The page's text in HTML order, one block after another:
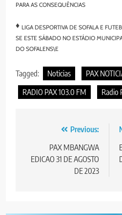
PARA AS CONSEQUÊNCIAS
♦ LIGA DESPORTIVA DE SOFALA E
SE ESTE SÁBADO NO ESTÁDIO
DO SOFALENS\E
Tagged: Noticias PAX
RADIO PAX 103.0 FM
Radio
navigation
Previous:
PAX MBANGWA
EDICAO 31 DE AGOSTO
DE 2023